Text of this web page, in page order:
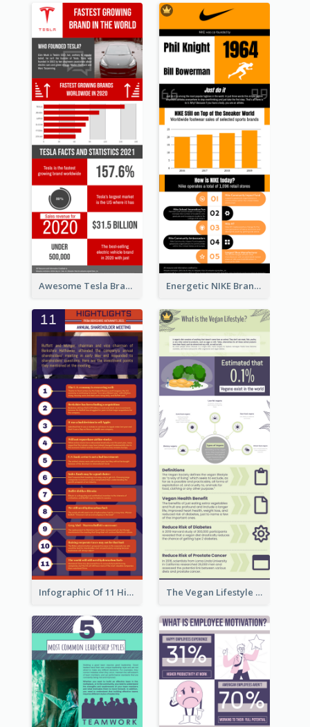
Awesome Tesla Branding Infographic Design Ideas Energetic NIKE Branding Stories Design Idea
Infographic Of 11 Highlights From Berkshire Hathaway's Shareholder Meeting The Vegan Lifestyle Infographic